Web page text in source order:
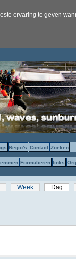
ervaring te geven
Regio's Contact Zoeken
Formulieren links
Week Dag